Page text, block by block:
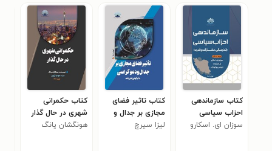
کتاب سازماندهی
احزاب سیاسی
سوزان‌ ای. اسکارو
کتاب تاثیر فضای
مجازی بر جدال و
دموکراسی
لیزا سیرچ
کتاب حکمرانی
شهری در حال گذار
هونگشان یانگ